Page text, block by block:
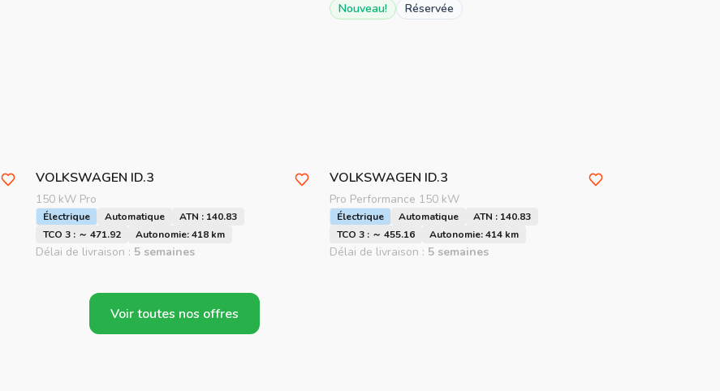
VOLKSWAGEN ID.3
150 kW Pro
Électrique Automatique
ATN : 140.83
TCO 3 : ～ 471.92
Autonomie: 418 km
Délai de livraison : 5 semaines
Nouveau! Réservée
VOLKSWAGEN ID.3
Pro Performance 150 kW
Électrique Automatique
ATN : 140.83
TCO 3 : ～ 455.16
Autonomie: 414 km
Délai de livraison : 5 semaines
Voir toutes nos offres